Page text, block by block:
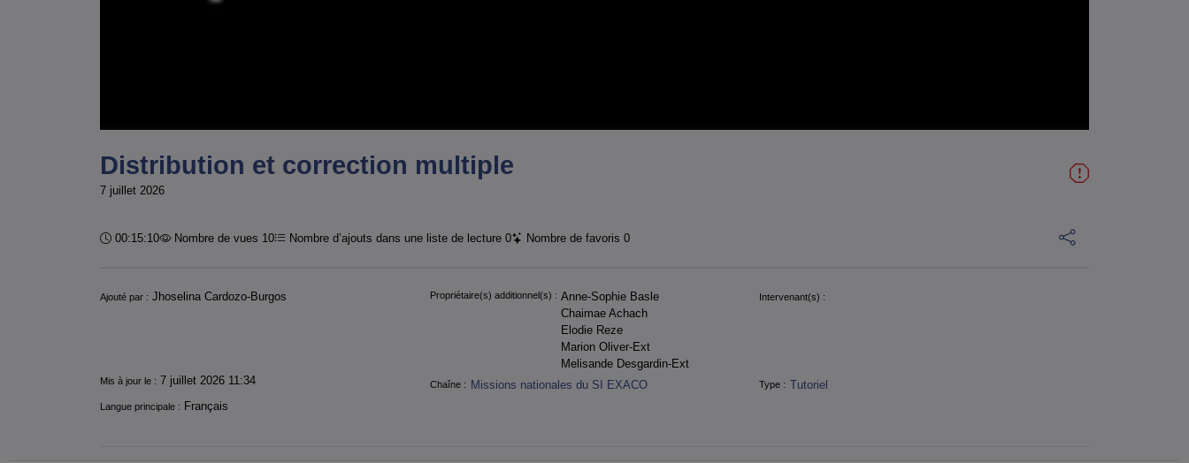
Distribution et correction multiple
7 juillet 2026
Durée :
00:15:10 Nombre de vues 10 Nombre d’ajouts dans une liste de lecture 0 Nombre de favoris 0
Informations
Ajouté par : Jhoselina Cardozo-Burgos Propriétaire(s) additionnel(s) : Anne-Sophie Basle
Chaimae Achach
Elodie Reze
Marion Oliver-Ext
Melisande Desgardin-Ext
Intervenant(s) :
Mis à jour le : 7 juillet 2026 11:34 Chaîne : Missions nationales du SI EXACO Type : Tutoriel
Langue principale : Français